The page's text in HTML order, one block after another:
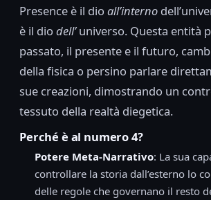
Presence è il dio all’interno
è il dio dell’universo. Questa entità
passato, il presente e il futuro,
della fisica o persino parlare
sue creazioni, dimostrando un
tessuto della realtà diegetica.
Perché è al numero 4?
Potere Meta-Narrativo: La sua
controllare la storia dall’esterno lo
delle regole che governano il resto